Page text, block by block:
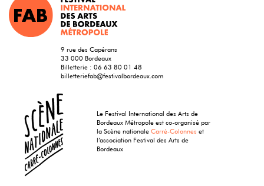
9 rue des Capérans
33 000 Bordeaux
Billetterie : 06 63 80 01 48
billetteriefab@festivalbordeaux.com
Le Festival International des Arts de
Bordeaux Métropole est co-organisé par
la Scène nationaleCarré-Colonnes et
l’association Festival des Arts de
Bordeaux